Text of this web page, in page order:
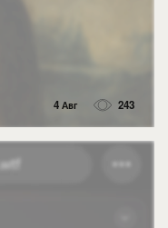
4 Авг 243